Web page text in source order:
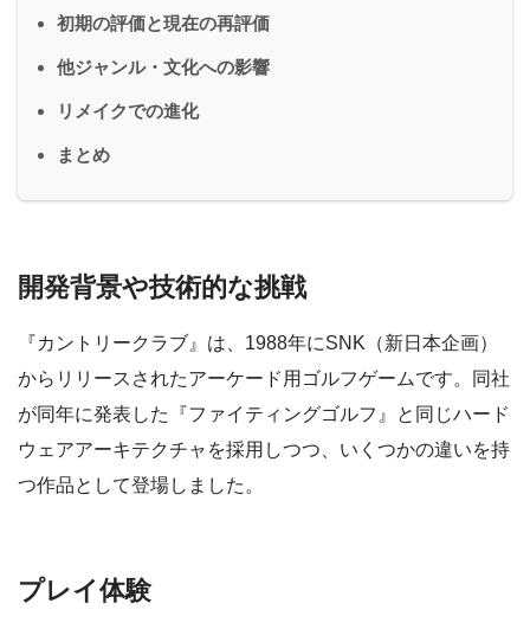
初期の評価と現在の再評価
他ジャンル・文化への影響
リメイクでの進化
まとめ
開発背景や技術的な挑戦
『カントリークラブ』は、1988年にSNK（新日本企画）
からリリースされたアーケード用ゴルフゲームです。同社
が同年に発表した『ファイティングゴルフ』と同じハード
ウェアアーキテクチャを採用しつつ、いくつかの違いを持
つ作品として登場しました。
プレイ体験